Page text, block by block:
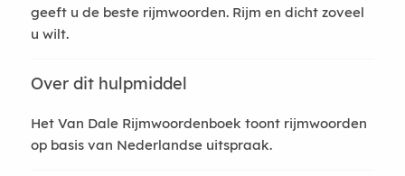
geeft u de beste rijmwoorden. Rijm en dicht zoveel
u wilt.
Over dit hulpmiddel
Het Van Dale Rijmwoordenboek toont rijmwoorden
op basis van Nederlandse uitspraak.